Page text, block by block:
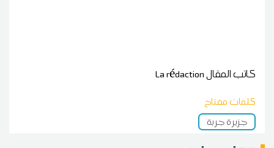
كاتب المقالLa rédaction
كلمات مفتاح
جزيرة جربة